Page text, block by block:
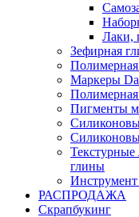
Лаки,
Зефирная
Маркеры
Пигменты
глины
РАСПРОДАЖА
Скрапбукинг